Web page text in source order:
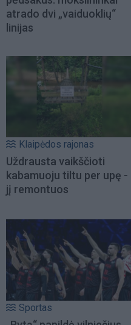
atrado dvi „vaiduoklių“
linijas
Klaipėdos rajonas
Uždrausta vaikščioti
kabamuoju tiltu per upę -
jį remontuos
Sportas